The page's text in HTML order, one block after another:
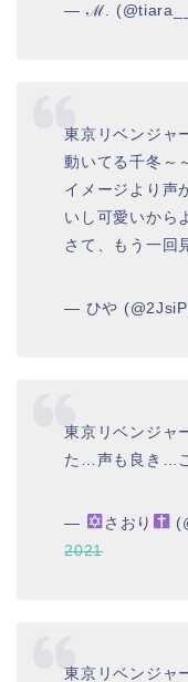
— ︎︎︎︎ℳ.
東京リベンジャ
動いてる千冬～
イメージより声
いし可愛いから
さて、もう一回
— ひや
東京リベンジャ
た…声も良き…
— さおり
2021
東京リベンジャ